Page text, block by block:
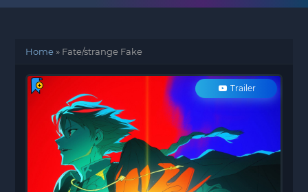
Home» Fate/strange Fake
Trailer